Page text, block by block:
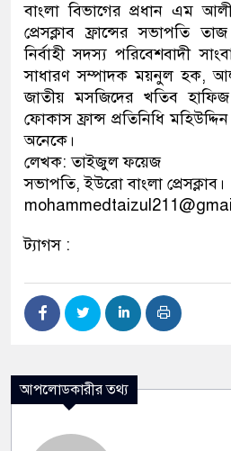
বাংলা বিভাগের প্রধান এম
প্রেসক্লাব ফ্রান্সের সভাপতি
নির্বাহী সদস্য পরিবেশবাদী
সাধারণ সম্পাদক ময়নুল হক,
জাতীয় মসজিদের খতিব
ফোকাস ফ্রান্স প্রতিনিধি
অনেকে।
লেখক: তাইজুল ফয়েজ
সভাপতি, ইউরো বাংলা প্রেসক্লাব।
ট্যাগস :
আপলোডকারীর তথ্য